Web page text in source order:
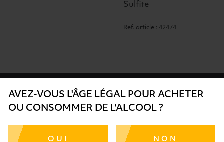
AVEZ-VOUS L'ÂGE LÉGAL POUR ACHETER
OU CONSOMMER DE L'ALCOOL ?
OUI NON
Sulfite
Ref. article : 42474